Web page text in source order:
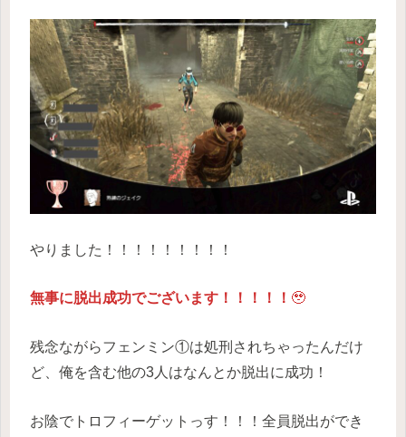
やりました！！！！！！！！！
無事に脱出成功でございます！！！！！ 🥹
残念ながらフェンミン①は処刑されちゃったんだけ
ど、俺を含む他の3人はなんとか脱出に成功！
お陰でトロフィーゲットっす！！！全員脱出ができ